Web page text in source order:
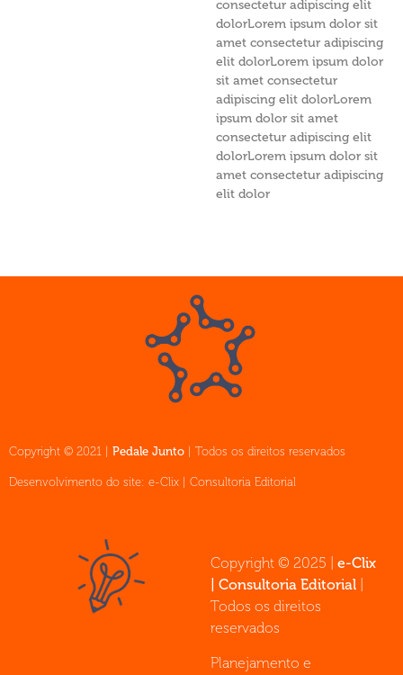
consectetur adipiscing elit
dolorLorem ipsum dolor sit
amet consectetur adipiscing
elit dolorLorem ipsum dolor
sit amet consectetur
adipiscing elit dolorLorem
ipsum dolor sit amet
consectetur adipiscing elit
dolorLorem ipsum dolor sit
amet consectetur adipiscing
elit dolor
Copyright © 2021 | Pedale Junto | Todos os direitos reservados
Desenvolvimento do site: e-Clix | Consultoria Editorial
Copyright © 2025 | e-Clix
| Consultoria Editorial
Todos os direitos
reservados
Planejamento e